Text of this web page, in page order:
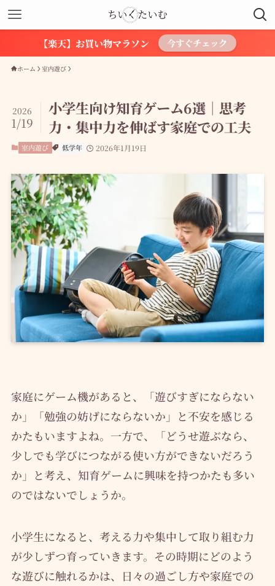
【楽天】お買い物マラソン 今すぐチェック
ホーム 室内遊び
小学生向け知育ゲーム6選｜思考
力・集中力を伸ばす家庭での工夫
2026
1/19
室内遊び 低学年 2026年1月19日
家庭にゲーム機があると、「遊びすぎにならない
か」「勉強の妨げにならないか」と不安を感じる
かたもいますよね。一方で、「どうせ遊ぶなら、
少しでも学びにつながる使い方ができないだろう
か」と考え、知育ゲームに興味を持つかたも多い
のではないでしょうか。
小学生になると、考える力や集中して取り組む力
が少しずつ育っていきます。その時期にどのよう
な遊びに触れるかは、日々の過ごし方や家庭での